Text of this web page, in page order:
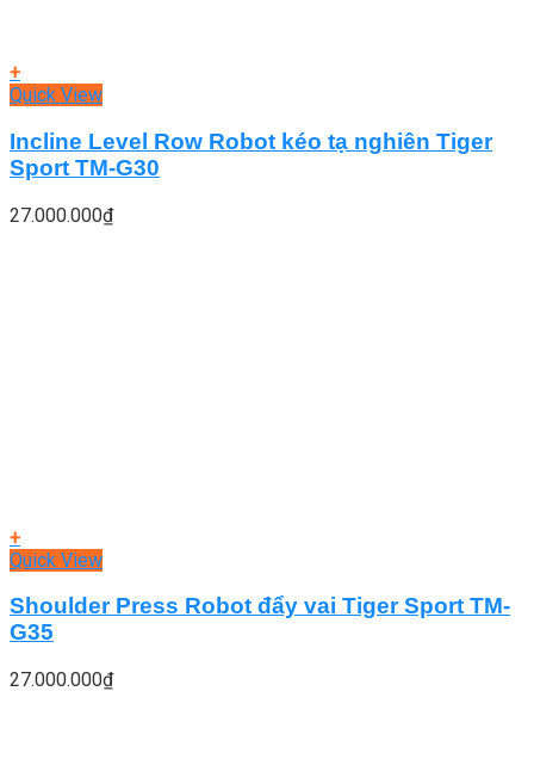
+
Quick View
Incline Level Row Robot kéo tạ nghiên Tiger
Sport TM-G30
27.000.000₫
+
Quick View
Shoulder Press Robot đẩy vai Tiger Sport TM-
G35
27.000.000₫